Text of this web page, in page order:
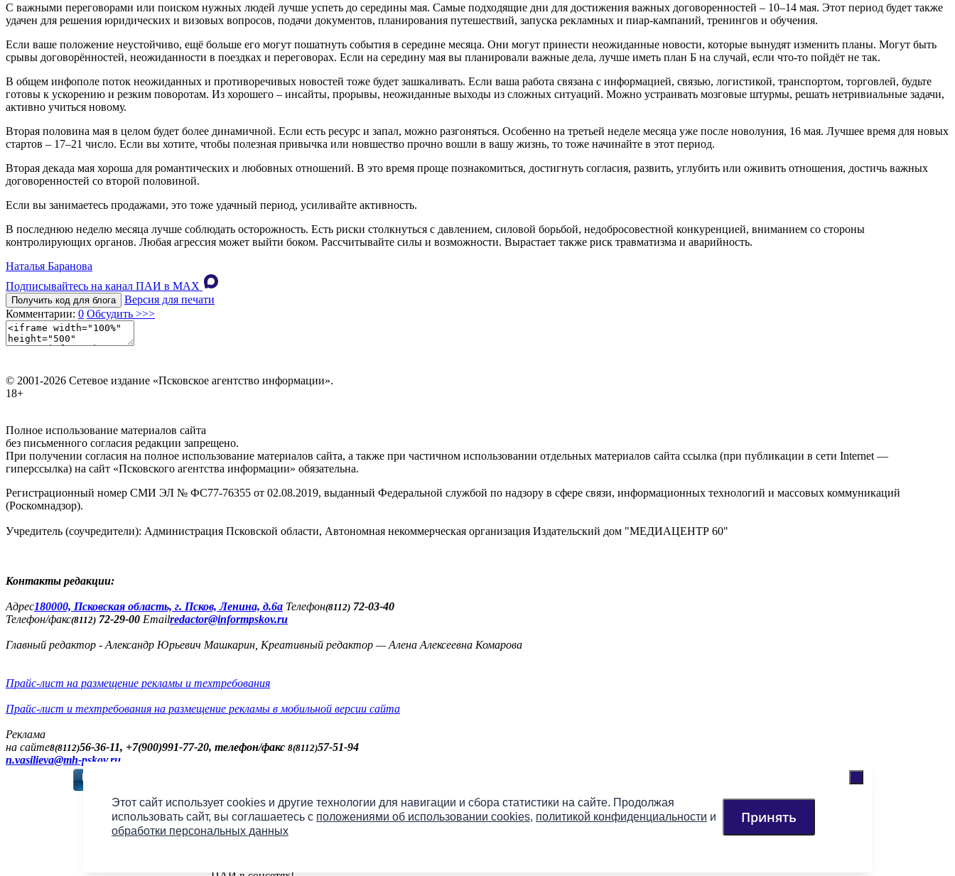
Этот сайт использует cookies и другие технологии для навигации и сбора статистики на сайте. Продолжая
использовать сайт, вы соглашаетесь с положениями об использовании cookies, политикой конфиденциальности и
обработки персональных данных
Принять
С важными переговорами или поиском нужных людей лучше успеть до середины мая. Самые подходящие дни для достижения важных договоренностей – 10–14 мая. Этот период будет также
удачен для решения юридических и визовых вопросов, подачи документов, планирования путешествий, запуска рекламных и пиар-кампаний, тренингов и обучения.
Если ваше положение неустойчиво, ещё больше его могут пошатнуть события в середине месяца. Они могут принести неожиданные новости, которые вынудят изменить планы. Могут быть
срывы договорённостей, неожиданности в поездках и переговорах. Если на середину мая вы планировали важные дела, лучше иметь план Б на случай, если что-то пойдёт не так.
В общем инфополе поток неожиданных и противоречивых новостей тоже будет зашкаливать. Если ваша работа связана с информацией, связью, логистикой, транспортом, торговлей, будьте
готовы к ускорению и резким поворотам. Из хорошего – инсайты, прорывы, неожиданные выходы из сложных ситуаций. Можно устраивать мозговые штурмы, решать нетривиальные задачи,
активно учиться новому.
Вторая половина мая в целом будет более динамичной. Если есть ресурс и запал, можно разгоняться. Особенно на третьей неделе месяца уже после новолуния, 16 мая. Лучшее время для новых
стартов – 17–21 число. Если вы хотите, чтобы полезная привычка или новшество прочно вошли в вашу жизнь, то тоже начинайте в этот период.
Вторая декада мая хороша для романтических и любовных отношений. В это время проще познакомиться, достигнуть согласия, развить, углубить или оживить отношения, достичь важных
договоренностей со второй половиной.
Если вы занимаетесь продажами, это тоже удачный период, усиливайте активность.
В последнюю неделю месяца лучше соблюдать осторожность. Есть риски столкнуться с давлением, силовой борьбой, недобросовестной конкуренцией, вниманием со стороны
контролирующих органов. Любая агрессия может выйти боком. Рассчитывайте силы и возможности. Вырастает также риск травматизма и аварийность.
Наталья Баранова
Подписывайтесь на канал ПАИ в MAХ
Получить код для блога
Версия для печати
Комментарии: 0 Обсудить >>>
© 2001-2026 Сетевое издание «Псковское агентство информации».
18+
Полное использование материалов сайта
без письменного согласия редакции запрещено.
При получении согласия на полное использование материалов сайта, а также при частичном использовании отдельных материалов сайта ссылка (при публикации в сети Internet —
гиперссылка) на сайт «Псковского агентства информации» обязательна.
Регистрационный номер СМИ ЭЛ № ФС77-76355 от 02.08.2019, выданный Федеральной службой по надзору в сфере связи, информационных технологий и массовых коммуникаций
(Роскомнадзор).
Учредитель (соучредители): Администрация Псковской области, Автономная некоммерческая организация Издательский дом "МЕДИАЦЕНТР 60"
Контакты редакции:
Адреc180000, Псковская область, г. Псков, Ленина, д.6а Телефон(8112) 72-03-40
Телефон/факс(8112) 72-29-00 Emailredactor@informpskov.ru
Главный редактор - Александр Юрьевич Машкарин, Креативный редактор — Алена Алексеевна Комарова
Прайс-лист на размещение рекламы и техтребования
Прайс-лист и техтребования на размещение рекламы в мобильной версии сайта
Реклама
на сайте8(8112)56-36-11, +7(900)991-77-20, телефон/факс 8(8112)57-51-94
n.vasilieva@mh-pskov.ru
Слушать радио «7 небо» онлайн